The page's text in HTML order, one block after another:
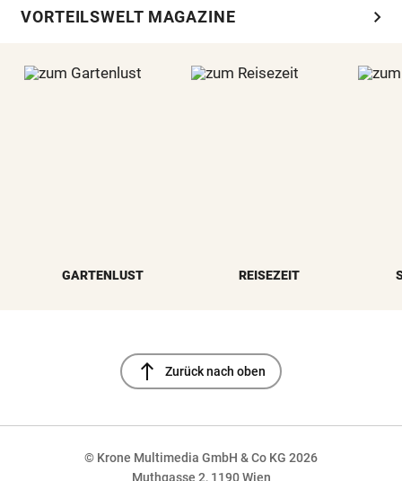
VORTEILSWELT MAGAZINE chevron_right
GARTENLUST REISEZEIT
north Zurück nach oben
© Krone Multimedia GmbH & Co KG 2026
Muthgasse 2, 1190 Wien